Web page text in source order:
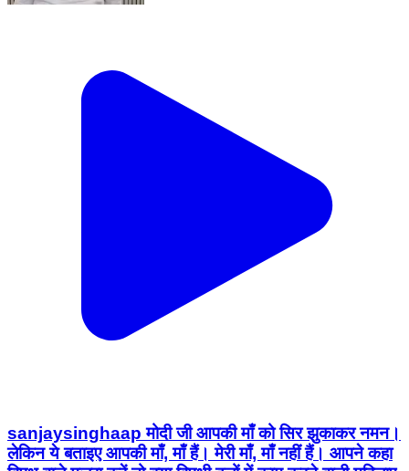
sanjaysinghaap मोदी जी आपकी माँ को सिर झुकाकर नमन।
लेकिन ये बताइए आपकी माँ, माँ हैं। मेरी माँ, माँ नहीं हैं। आपने कहा